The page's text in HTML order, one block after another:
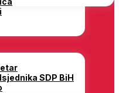
SDP BiH